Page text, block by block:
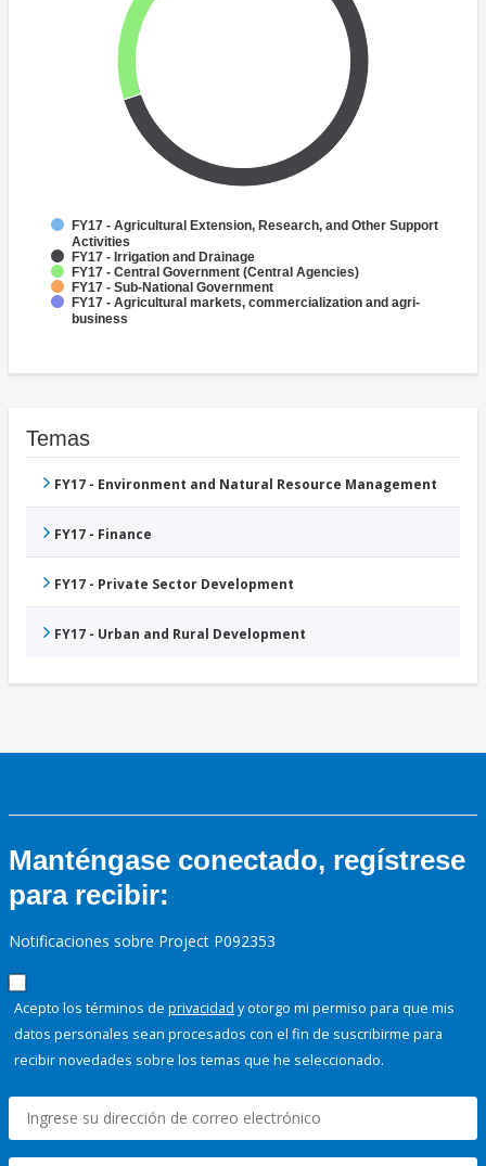
FY17 - Agricultural Extension, Research, and Other Support
Activities
FY17 - Irrigation and Drainage
FY17 - Central Government (Central Agencies)
FY17 - Sub-National Government
FY17 - Agricultural markets, commercialization and agri-
business
Temas
FY17 - Environment and Natural Resource Management
FY17 - Finance
FY17 - Private Sector Development
FY17 - Urban and Rural Development
Manténgase conectado, regístrese
para recibir:
Notificaciones sobre Project P092353
Acepto los términos de privacidad y otorgo mi permiso para que mis
datos personales sean procesados con el fin de suscribirme para
recibir novedades sobre los temas que he seleccionado.